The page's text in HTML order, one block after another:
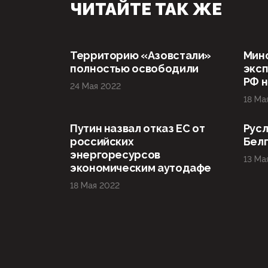
ЧИТАЙТЕ ТАК ЖЕ
Территорию «Азовстали»
полностью освободили
24 Мая 2022
РФ
18
Путин назвал отказ ЕС от
российских
энергоресурсов
экономическим аутодафе
18 Мая 2022
13